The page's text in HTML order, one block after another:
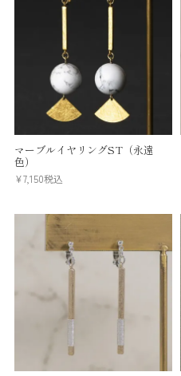
マーブルイヤリングST（永遠
色）
¥7,150税込